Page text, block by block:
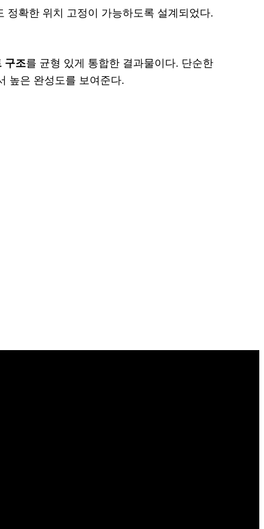
정확한 위치 고정이 가능하도록 설계되었다.
구조를 균형 있게 통합한 결과물이다. 단순한
높은 완성도를 보여준다.